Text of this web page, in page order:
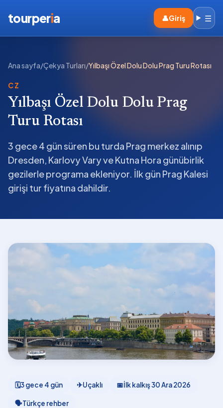
tourperia 👤Giriş ☰
Ana sayfa/Çekya Turları/Yılbaşı Özel Dolu Dolu Prag Turu Rotası
CZ
Yılbaşı Özel Dolu Dolu Prag
Turu Rotası
3 gece 4 gün süren bu turda Prag merkez alınıp
Dresden, Karlovy Vary ve Kutna Hora günübirlik
gezilerle programa ekleniyor. İlk gün Prag Kalesi
girişi tur fiyatına dahildir.
🗓3 gece 4 gün ✈Uçaklı 📅İlk kalkış30 Ara 2026
🗣Türkçe rehber